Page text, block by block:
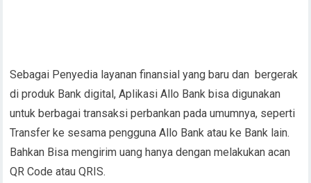
Sebagai Penyedia layanan finansial yang baru dan bergerak
di produk Bank digital, Aplikasi Allo Bank bisa digunakan
untuk berbagai transaksi perbankan pada umumnya, seperti
Transfer ke sesama pengguna Allo Bank atau ke Bank lain.
Bahkan Bisa mengirim uang hanya dengan melakukan acan
QR Code atau QRIS.